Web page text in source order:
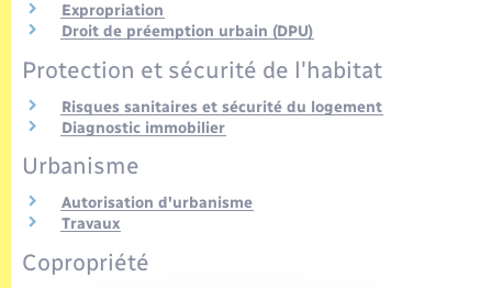
Expropriation
Droit de préemption urbain (DPU)
Protection et sécurité de l'habitat
Risques sanitaires et sécurité du logement
Diagnostic immobilier
Urbanisme
Autorisation d'urbanisme
Travaux
Copropriété